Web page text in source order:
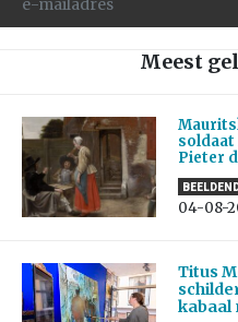
Meest
Pieter
04-08-
Titus
kabaal